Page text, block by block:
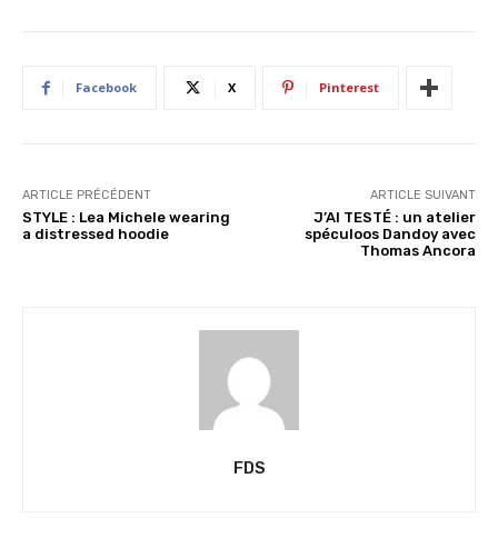
t
Facebook X Pinterest
ARTICLE PRÉCÉDENT
STYLE : Lea Michele wearing
a distressed hoodie
ARTICLE SUIVANT
J’AI TESTÉ : un atelier
spéculoos Dandoy avec
Thomas Ancora
FDS